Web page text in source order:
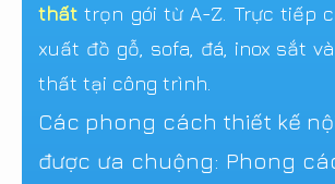
thất trọn gói từ A-Z. Trực tiếp
xuất đồ gỗ, sofa, đá, inox sắt
thất tại công trình.
Các phong cách thiết kế
được ưa chuộng: Phong